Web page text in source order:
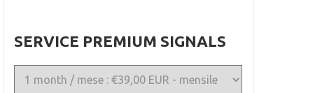
SERVICE PREMIUM SIGNALS